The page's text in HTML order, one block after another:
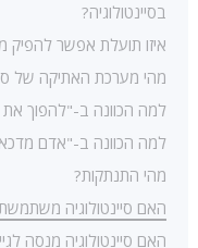
בסיינטולוגיה?
איזו תועלת אפשר להפיק
מהי מערכת האתיקה של
למה הכוונה ב-"להפוך
למה הכוונה ב-"אדם
מהי התנתקות?
האם סיינטולוגיה
האם סיינטולוגיה מנסה